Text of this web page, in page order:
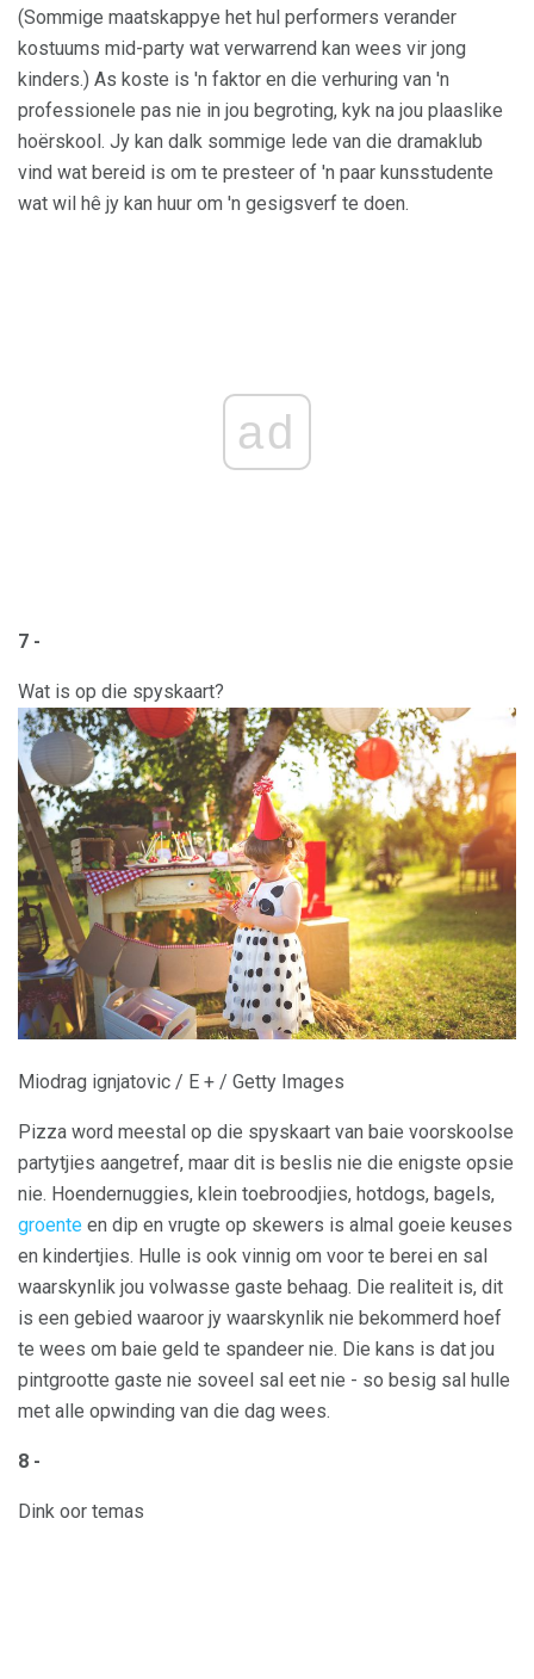
(Sommige maatskappye het hul performers verander
kostuums mid-party wat verwarrend kan wees vir jong
kinders.) As koste is 'n faktor en die verhuring van 'n
professionele pas nie in jou begroting, kyk na jou plaaslike
hoërskool. Jy kan dalk sommige lede van die dramaklub
vind wat bereid is om te presteer of 'n paar kunsstudente
wat wil hê jy kan huur om 'n gesigsverf te doen.
ad
7 -
Wat is op die spyskaart?
Miodrag ignjatovic / E + / Getty Images
Pizza word meestal op die spyskaart van baie voorskoolse
partytjies aangetref, maar dit is beslis nie die enigste opsie
nie. Hoendernuggies, klein toebroodjies, hotdogs, bagels,
groente en dip en vrugte op skewers is almal goeie keuses
en kindertjies. Hulle is ook vinnig om voor te berei en sal
waarskynlik jou volwasse gaste behaag. Die realiteit is, dit
is een gebied waaroor jy waarskynlik nie bekommerd hoef
te wees om baie geld te spandeer nie. Die kans is dat jou
pintgrootte gaste nie soveel sal eet nie - so besig sal hulle
met alle opwinding van die dag wees.
8 -
Dink oor temas